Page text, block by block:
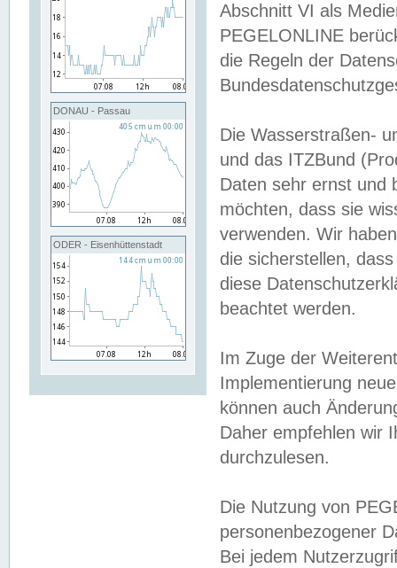
DONAU - Passau
ODER - Eisenhüttenstadt
Abschnitt VI als
PEGELONLINE
die Regeln der
Die Wasserstraßen-
und das ITZBund
Daten sehr ernst und
möchten, dass sie
verwenden. Wir
die sicherstellen,
diese
beachtet werden.
Im Zuge der
Implementierung
können auch
Daher empfehlen wir
durchzulesen.
Die Nutzung von
personenbezogener
Bei jedem